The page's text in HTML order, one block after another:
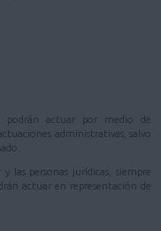
podrán actuar por medio de
administrativas, salvo
y las personas jurídicas, siempre
actuar en representación de